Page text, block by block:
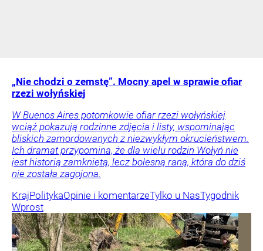
„Nie chodzi o zemstę”. Mocny apel w sprawie ofiar
rzezi wołyńskiej
W Buenos Aires potomkowie ofiar rzezi wołyńskiej
wciąż pokazują rodzinne zdjęcia i listy, wspominając
bliskich zamordowanych z niezwykłym okrucieństwem.
Ich dramat przypomina, że dla wielu rodzin Wołyń nie
jest historią zamkniętą, lecz bolesną raną, która do dziś
nie została zagojona.
KrajPolitykaOpinie i komentarzeTylko u NasTygodnik
Wprost